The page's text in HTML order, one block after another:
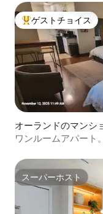
大好評のゲストチョ
ゲストチョイス
オーランドのマンシ
ワンルームアパート
スーパーホスト
スーパーホスト